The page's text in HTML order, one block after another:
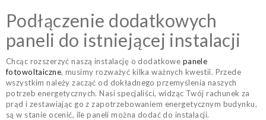
Podłączenie dodatkowych
paneli do istniejącej instalacji
Chcąc rozszerzyć naszą instalację o dodatkowe panele
fotowoltaiczne, musimy rozważyć kilka ważnych kwestii. Przede
wszystkim należy zacząć od dokładnego przemyślenia naszych
potrzeb energetycznych. Nasi specjaliści, widząc Twój rachunek za
prąd i zestawiając go z zapotrzebowaniem energetycznym budynku,
są w stanie ocenić, ile paneli można dodać do instalacji.